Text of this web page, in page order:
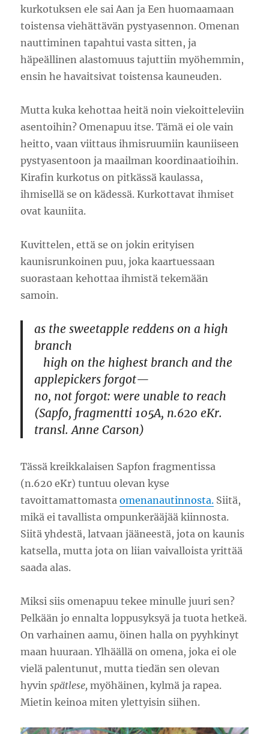
kurkotuksen ele sai Aan ja Een huomaamaan
toistensa viehättävän pystyasennon. Omenan
nauttiminen tapahtui vasta sitten, ja
häpeällinen alastomuus tajuttiin myöhemmin,
ensin he havaitsivat toistensa kauneuden.
Mutta kuka kehottaa heitä noin viekoitteleviin
asentoihin? Omenapuu itse. Tämä ei ole vain
heitto, vaan viittaus ihmisruumiin kauniiseen
pystyasentoon ja maailman koordinaatioihin.
Kirafin kurkotus on pitkässä kaulassa,
ihmisellä se on kädessä. Kurkottavat ihmiset
ovat kauniita.
Kuvittelen, että se on jokin erityisen
kaunisrunkoinen puu, joka kaartuessaan
suorastaan kehottaa ihmistä tekemään
samoin.
as the sweetapple reddens on a high
branch
high on the highest branch and the
applepickers forgot—
no, not forgot: were unable to reach
(Sapfo, fragmentti 105A, n.620 eKr.
transl. Anne Carson)
Tässä kreikkalaisen Sapfon fragmentissa
(n.620 eKr) tuntuu olevan kyse
tavoittamattomastaomenanautinnosta. Siitä,
mikä ei tavallista ompunkerääjää kiinnosta.
Siitä yhdestä, latvaan jääneestä, jota on kaunis
katsella, mutta jota on liian vaivalloista yrittää
saada alas.
Miksi siis omenapuu tekee minulle juuri sen?
Pelkään jo ennalta loppusyksyä ja tuota hetkeä.
On varhainen aamu, öinen halla on pyyhkinyt
maan huuraan. Ylhäällä on omena, joka ei ole
vielä palentunut, mutta tiedän sen olevan
hyvinspätlese, myöhäinen, kylmä ja rapea.
Mietin keinoa miten ylettyisin siihen.